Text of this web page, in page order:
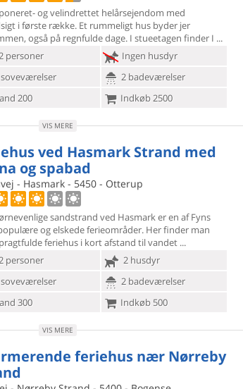
og velindrettet helårsejendom med
i første række. Et rummeligt hus byder jer
også på regnfulde dage. I stueetagen finder I
personer
Ingen husdyr
2 badeværelser
200
Indkøb 2500
VIS MERE
ved Hasmark Strand med
og spabad
- Hasmark - 5450 - Otterup
sandstrand ved Hasmark er en af Fyns
og elskedeferieområder. Her finder man
feriehus i kort afstand til vandet
personer
2 husdyr
2 badeværelser
300
Indkøb 500
VIS MERE
feriehus nær Nørreby